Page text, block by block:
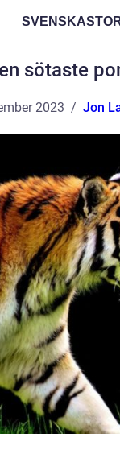
sötaste
2023 Jon